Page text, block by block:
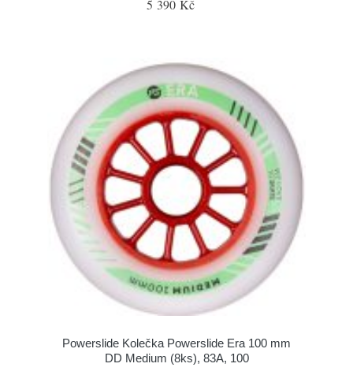
5 390 Kč
Powerslide Kolečka Powerslide Era 100 mm
DD Medium (8ks), 83A, 100